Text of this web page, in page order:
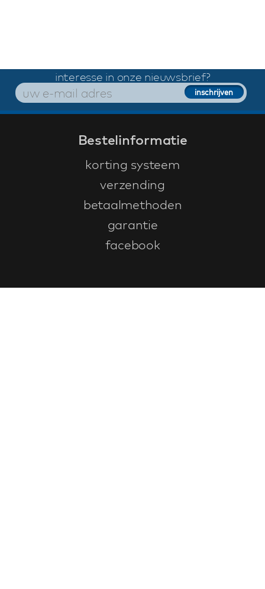
interesse in onze nieuwsbrief?
Bestelinformatie
korting systeem
verzending
betaalmethoden
garantie
facebook
Klantenservice